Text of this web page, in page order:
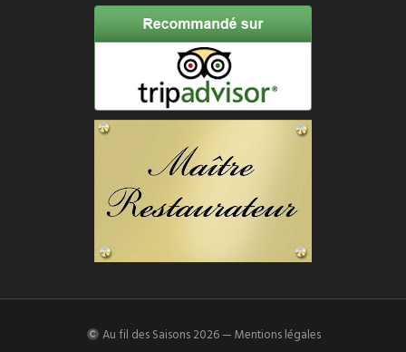
Au fil des Saisons 2026 —Mentions légales